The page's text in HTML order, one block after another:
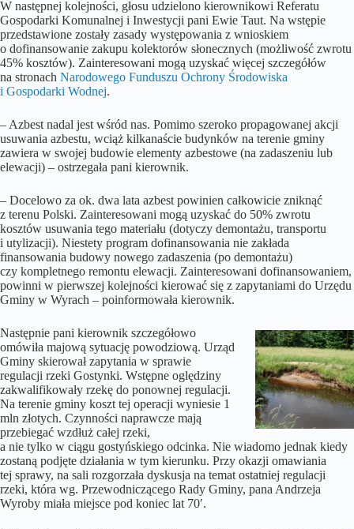
W następnej kolejności, głosu udzielono kierownikowi Referatu
Gospodarki Komunalnej i Inwestycji pani Ewie Taut. Na wstępie
przedstawione zostały zasady występowania z wnioskiem
o dofinansowanie zakupu kolektorów słonecznych (możliwość zwrotu
45% kosztów). Zainteresowani mogą uzyskać więcej szczegółów
na stronach Narodowego Funduszu Ochrony Środowiska
i Gospodarki Wodnej.
– Azbest nadal jest wśród nas. Pomimo szeroko propagowanej akcji
usuwania azbestu, wciąż kilkanaście budynków na terenie gminy
zawiera w swojej budowie elementy azbestowe (na zadaszeniu lub
elewacji) – ostrzegała pani kierownik.
– Docelowo za ok. dwa lata azbest powinien całkowicie zniknąć
z terenu Polski. Zainteresowani mogą uzyskać do 50% zwrotu
kosztów usuwania tego materiału (dotyczy demontażu, transportu
i utylizacji). Niestety program dofinansowania nie zakłada
finansowania budowy nowego zadaszenia (po demontażu)
czy kompletnego remontu elewacji. Zainteresowani dofinansowaniem,
powinni w pierwszej kolejności kierować się z zapytaniami do Urzędu
Gminy w Wyrach – poinformowała kierownik.
Następnie pani kierownik szczegółowo
omówiła majową sytuację powodziową. Urząd
Gminy skierował zapytania w sprawie
regulacji rzeki Gostynki. Wstępne oględziny
zakwalifikowały rzekę do ponownej regulacji.
Na terenie gminy koszt tej operacji wyniesie 1
mln złotych. Czynności naprawcze mają
przebiegać wzdłuż całej rzeki,
a nie tylko w ciągu gostyńskiego odcinka. Nie wiadomo jednak kiedy
zostaną podjęte działania w tym kierunku. Przy okazji omawiania
tej sprawy, na sali rozgorzała dyskusja na temat ostatniej regulacji
rzeki, która wg. Przewodniczącego Rady Gminy, pana Andrzeja
Wyroby miała miejsce pod koniec lat 70′.